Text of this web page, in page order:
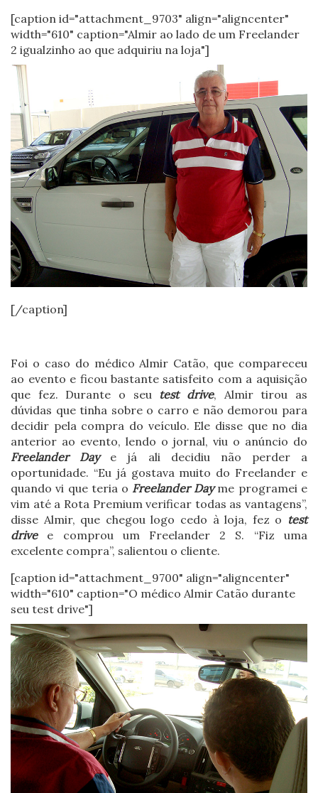
[caption id="attachment_9703" align="aligncenter"
width="610" caption="Almir ao lado de um Freelander
2 igualzinho ao que adquiriu na loja"]
[/caption]
Foi o caso do médico Almir Catão, que compareceu
ao evento e ficou bastante satisfeito com a aquisição
que fez. Durante o seu test drive, Almir tirou as
dúvidas que tinha sobre o carro e não demorou para
decidir pela compra do veículo. Ele disse que no dia
anterior ao evento, lendo o jornal, viu o anúncio do
Freelander Day
e já ali decidiu não perder a
oportunidade. “Eu já gostava muito do Freelander e
quando vi que teria o Freelander Day me programei e
vim até a Rota Premium verificar todas as vantagens”,
disse Almir, que chegou logo cedo à loja, fez o test
drivee comprou um Freelander 2 S. “Fiz uma
excelente compra”, salientou o cliente.
[caption id="attachment_9700" align="aligncenter"
width="610" caption="O médico Almir Catão durante
seu test drive"]